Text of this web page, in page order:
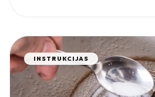
INSTRUKCIJAS